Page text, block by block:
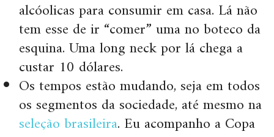
alcóolicas para consumir em casa. Lá não
tem esse de ir “comer” uma no boteco da
esquina. Uma long neck por lá chega a
custar 10 dólares.
Os tempos estão mudando, seja em todos
os segmentos da sociedade, até mesmo na
seleção brasileira. Eu acompanho a Copa